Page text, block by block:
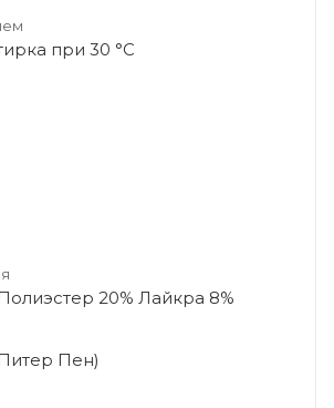
при 30 °C
20% Лайкра 8%
Пен)